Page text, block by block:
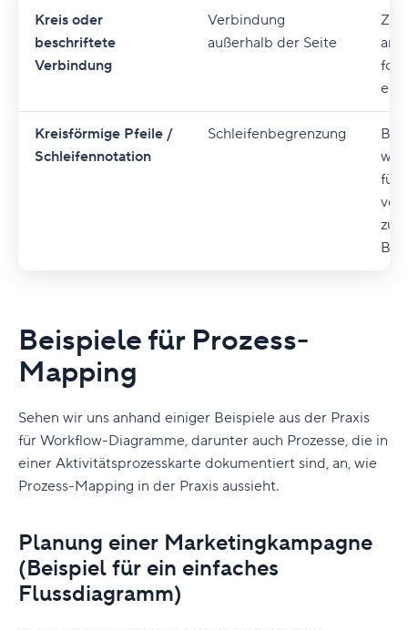
Kreis oder
beschriftete
Verbindung
Verbindung
außerhalb der Seite
an
Kreisförmige Pfeile /
Schleifennotation
Schleifenbegrenzung
für
Beispiele für Prozess-
Mapping
Sehen wir uns anhand einiger Beispiele aus der Praxis
für Workflow-Diagramme, darunter auch Prozesse, die in
einer Aktivitätsprozesskarte dokumentiert sind, an, wie
Prozess-Mapping in der Praxis aussieht.
Planung einer Marketingkampagne
(Beispiel für ein einfaches
Flussdiagramm)